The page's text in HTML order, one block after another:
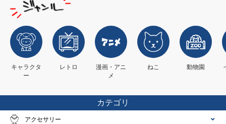
キャラクタ
ー
レトロ
漫画・アニ
メ
ねこ 動物園
カテゴリ
アクセサリー